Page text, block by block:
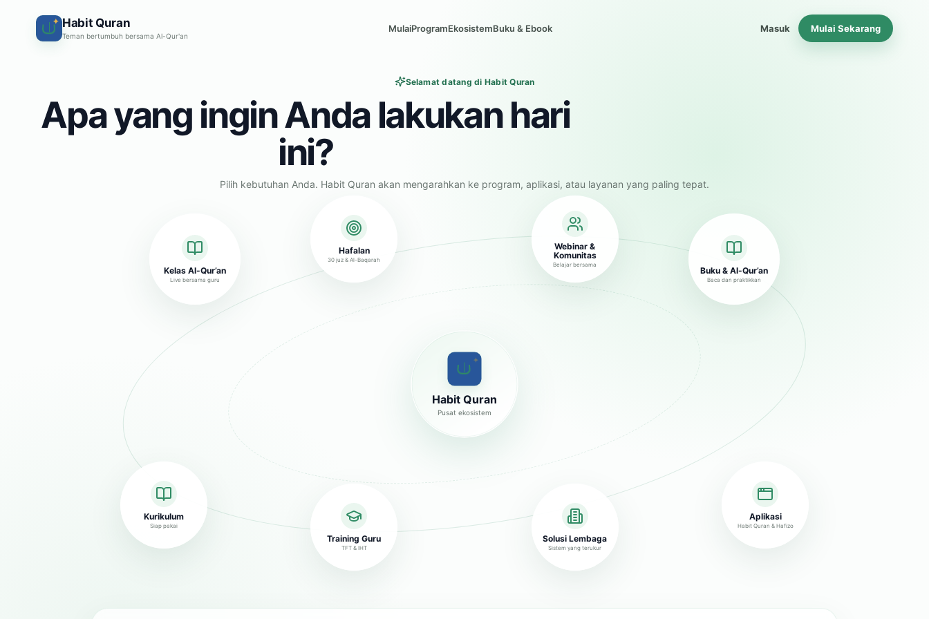
✦ Habit Quran
Teman bertumbuh bersama Al-Qur'an
MulaiProgramEkosistemBuku & Ebook Masuk Mulai Sekarang
Selamat datang di Habit Quran
Apa yang ingin Anda lakukan hari
ini?
Pilih kebutuhan Anda. Habit Quran akan mengarahkan ke program, aplikasi, atau layanan yang paling tepat.
✦
Habit Quran
Pusat ekosistem
Kelas Al-Qur’an
Live bersama guru
Hafalan
30 juz & Al-Baqarah
Buku & Al-Qur’an
Baca dan praktikkan
Training Guru
TFT & IHT
Solusi Lembaga
Sistem yang terukur
Kurikulum
Siap pakai
Aplikasi
Habit Quran & Hafizo
Webinar &
Komunitas
Belajar bersama